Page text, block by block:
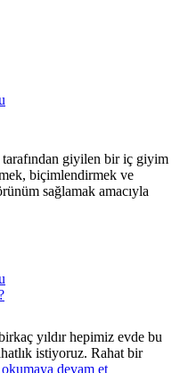
giyilen bir iç giyim
biçimlendirmek ve
sağlamak amacıyla
yıldır hepimiz evde bu
istiyoruz. Rahat bir
okumaya devam et